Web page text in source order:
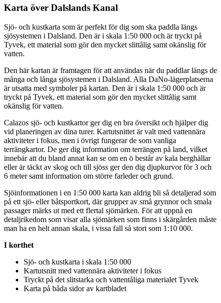
Karta över Dalslands Kanal
Sjö- och kustkarta som ärperfekt för dig som ska paddla längs
sjösystemen i Dalsland. Den är i skala 1:50 000 och är tryckt på
Tyvek, ett material som gör den mycket slittålig samt okänslig för
vatten.
Den här kartan är framtagen för att användas när du paddlar längs de
många och långa sjösystemen i Dalsland. Alla DaNo-lägerplatserna
är utsatta med symboler på kartan. Den är i skala 1:50 000 och är
tryckt på Tyvek, ett material som gör den mycket slittålig samt
okänslig för vatten.
Calazos sjö- och kustkartor ger dig en bra översikt och hjälper dig
vid planeringen av dina turer. Kartutsnittet är valt med vattennära
aktiviteter i fokus, men i övrigt fungerar de som vanliga
terrängkartor. De ger dig information om terrängen på land, vilket
innebär att du bland annat kan se om en ö består av kala berghällar
eller är täckt av skog och till sjöss ger den dig djupkurvor för 3 och
6 meter samt information om större farleder och grund.
Sjöinformationen i en 1:50 000 karta kan aldrig bli så detaljerad som
på ett sjö- eller båtsportkort, där grupper av små grynnor och smala
passager märks ut med ett flertal sjömärken. För att uppnå en
detaljrikedom som visar alla sjömärken som finns i skärgården måste
man ha en helt annan skala, i vissa fall så stort som 1:10 000.
I korthet
Sjö- och kustkarta i skala 1:50 000
Kartutsnitt med vattennära aktiviteter i fokus
Tryckt på det slitstarka och vattentåliga materialet Tyvek
Karta på båda sidor av kartbladet